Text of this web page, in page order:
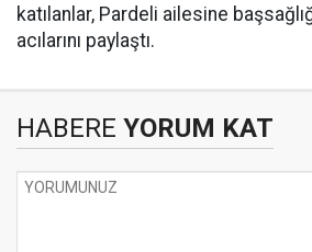
katılanlar, Pardeli ailesine
acılarını paylaştı.
HABERE YORUM KAT